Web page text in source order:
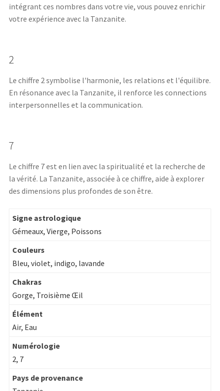
intégrant ces nombres dans votre vie, vous pouvez enrichir
votre expérience avec la Tanzanite.
2
Le chiffre 2 symbolise l'harmonie, les relations et l'équilibre.
En résonance avec la Tanzanite, il renforce les connections
interpersonnelles et la communication.
7
Le chiffre 7 est en lien avec la spiritualité et la recherche de
la vérité. La Tanzanite, associée à ce chiffre, aide à explorer
des dimensions plus profondes de son être.
Signe astrologique
Gémeaux, Vierge, Poissons
Couleurs
Bleu, violet, indigo, lavande
Chakras
Gorge, Troisième Œil
Élément
Air, Eau
Numérologie
2, 7
Pays de provenance